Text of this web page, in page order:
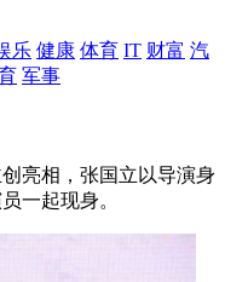
乐 健康 体育 IT 财富 汽
军事
亮相，张国立以导演身
一起现身。